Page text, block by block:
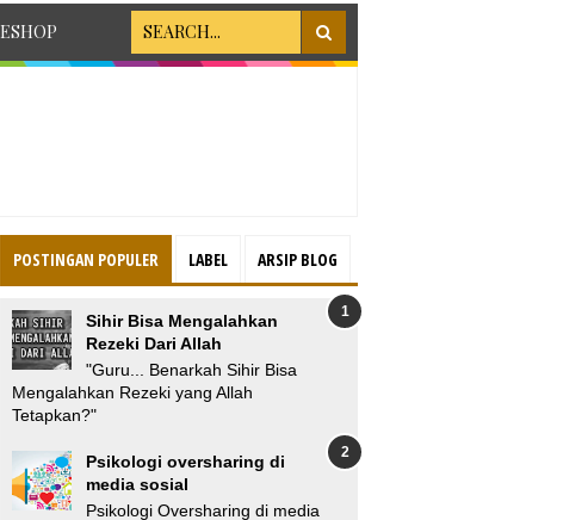
POSTINGAN POPULER LABEL ARSIP BLOG
Sihir Bisa Mengalahkan
Rezeki Dari Allah
"Guru... Benarkah Sihir Bisa
Mengalahkan Rezeki yang Allah
Tetapkan?"
Psikologi oversharing di
media sosial
Psikologi Oversharing di media